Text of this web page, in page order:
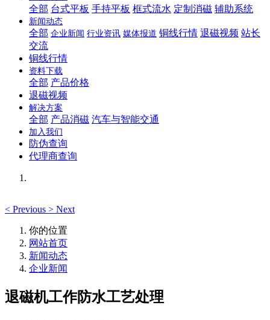
全部 台式平板 手持平板 框式流水 定制消磁 辅助系统
新闻动态
全部 企业新闻 行业资讯 媒体报道 铜线行情 退磁视频 站长
交流
铜线行情
资料下载
全部 产品价格
退磁视频
解决方案
全部 产品消磁 汽车与智能交通
加入我们
防伪查询
代理商查询
< Previous > Next
你的位置
网站首页
新闻动态
企业新闻
退磁机工作防水工艺处理